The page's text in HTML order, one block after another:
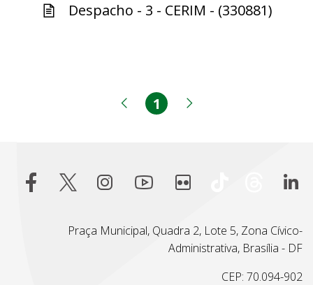
Despacho - 3 - CERIM - (330881)
Página anterior
Página
1
Praça Municipal, Quadra 2, Lote 5, Zona Cívico-
Administrativa, Brasília - DF
CEP: 70.094-902